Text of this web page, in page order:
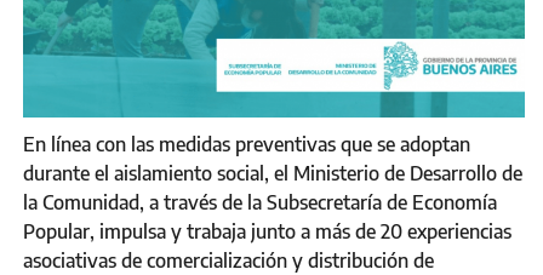
En línea con las medidas preventivas que se adoptan
durante el aislamiento social, el Ministerio de Desarrollo de
la Comunidad, a través de la Subsecretaría de Economía
Popular, impulsa y trabaja junto a más de 20 experiencias
asociativas de comercialización y distribución de